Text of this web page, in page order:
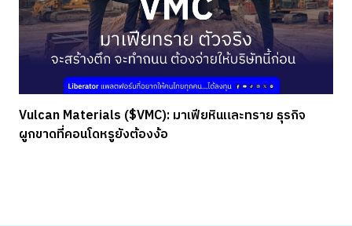
Vulcan Materials ($VMC): มาเฟียหินและทราย ธุรกิจ
ผูกขาดที่คอนโดหรูยังต้องง้อ